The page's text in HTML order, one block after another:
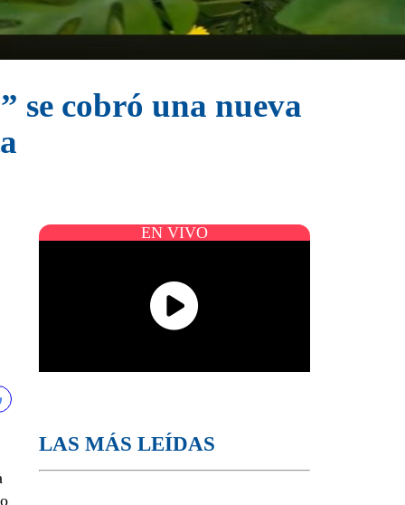
se cobró una nueva
EN VIVO
LAS MÁS LEÍDAS